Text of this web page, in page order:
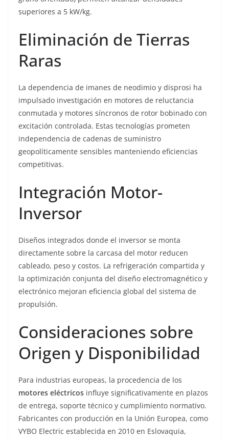
superiores a 5 kW/kg.
Eliminación de Tierras
Raras
La dependencia de imanes de neodimio y disprosi ha
impulsado investigación en motores de reluctancia
conmutada y motores síncronos de rotor bobinado con
excitación controlada. Estas tecnologías prometen
independencia de cadenas de suministro
geopolíticamente sensibles manteniendo eficiencias
competitivas.
Integración Motor-
Inversor
Diseños integrados donde el inversor se monta
directamente sobre la carcasa del motor reducen
cableado, peso y costos. La refrigeración compartida y
la optimización conjunta del diseño electromagnético y
electrónico mejoran eficiencia global del sistema de
propulsión.
Consideraciones sobre
Origen y Disponibilidad
Para industrias europeas, la procedencia de los
motores eléctricos influye significativamente en plazos
de entrega, soporte técnico y cumplimiento normativo.
Fabricantes con producción en la Unión Europea, como
VYBO Electric establecida en 2010 en Eslovaquia,